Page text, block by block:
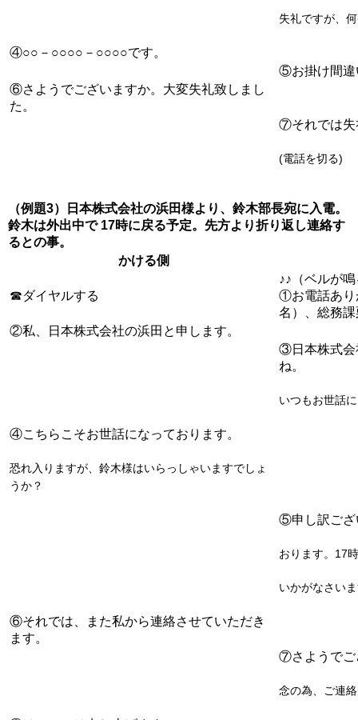
失礼ですが、
④○○－○○○○－○○○○です。
⑤お掛け間違
⑥さようでございますか。大変失礼致しまし
た。
⑦それでは失
(電話を切る)
（例題3）日本株式会社の浜田様より、鈴木部長宛に入電。
鈴木は外出中で 17時に戻る予定。先方より折り返し連絡す
るとの事。
かける側
☎ダイヤルする
♪♪（ベルが
①お電話あり
名）、総務
②私、日本株式会社の浜田と申します。
③日本株式会
ね。
いつもお世話
④こちらこそお世話になっております。
恐れ入りますが、鈴木様はいらっしゃいますでしょ
うか？
⑤申し訳ござ
おります。17
いかがなさい
⑥それでは、また私から連絡させていただき
ます。
⑦さようでご
念の為、ご連